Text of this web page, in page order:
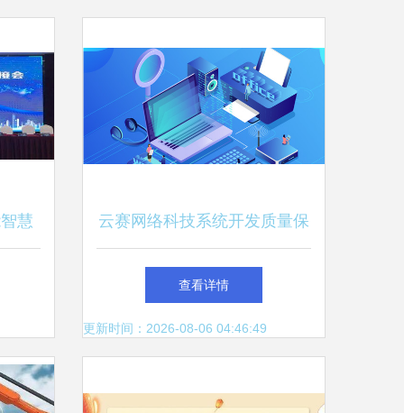
慧 云赛网络科技系统开发质量保
证与技术开发能力解析
查看详情
更新时间：2026-08-06 04:46:49